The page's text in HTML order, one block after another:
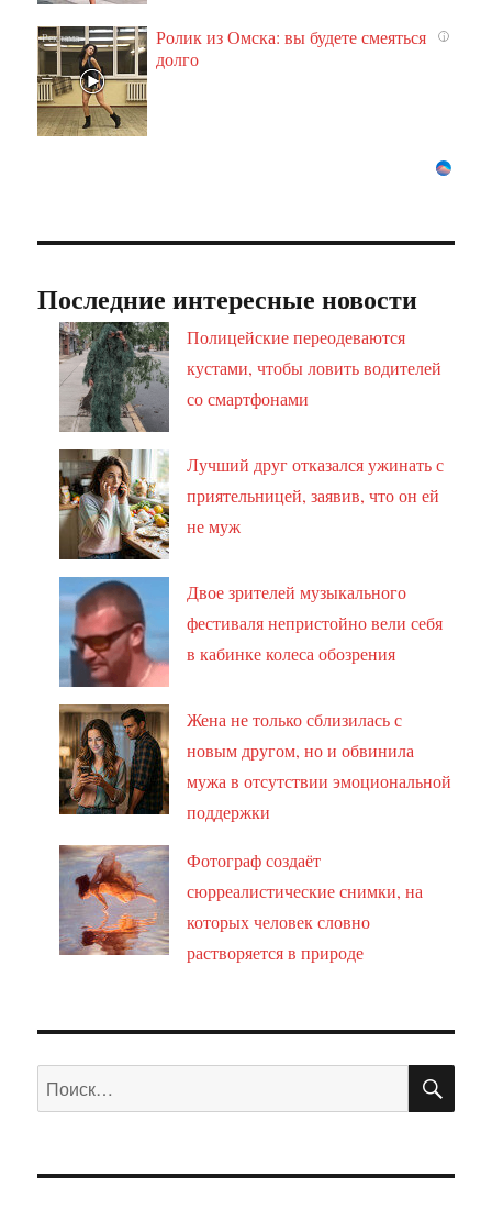
i
Ролик из Омска: вы будете смеяться
долго
Последние интересные новости
Полицейские переодеваются
кустами, чтобы ловить водителей
со смартфонами
Лучший друг отказался ужинать с
приятельницей, заявив, что он ей
не муж
Двое зрителей музыкального
фестиваля непристойно вели себя
в кабинке колеса обозрения
Жена не только сблизилась с
новым другом, но и обвинила
мужа в отсутствии эмоциональной
поддержки
Фотограф создаёт
сюрреалистические снимки, на
которых человек словно
растворяется в природе
Искать: